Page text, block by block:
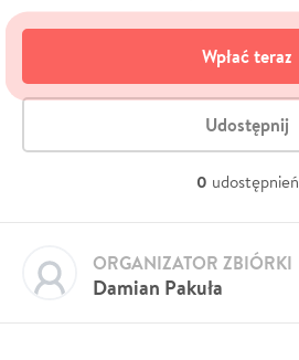
Wpłać teraz
Udostępnij
0 udostępnień
Damian Pakuła
ORGANIZATOR ZBIÓRKI